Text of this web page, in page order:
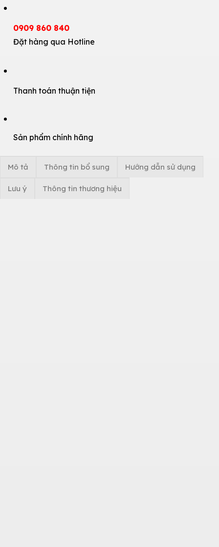
0909 860 840
Đặt hàng qua Hotline
Thanh toán thuận tiện
Sản phẩm chính hãng
Mô tả Thông tin bổ sung Hướng dẫn sử dụng
Lưu ý Thông tin thương hiệu